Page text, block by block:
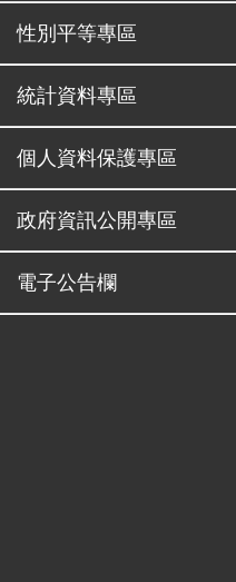
性別平等專區
統計資料專區
個人資料保護專區
政府資訊公開專區
電子公告欄